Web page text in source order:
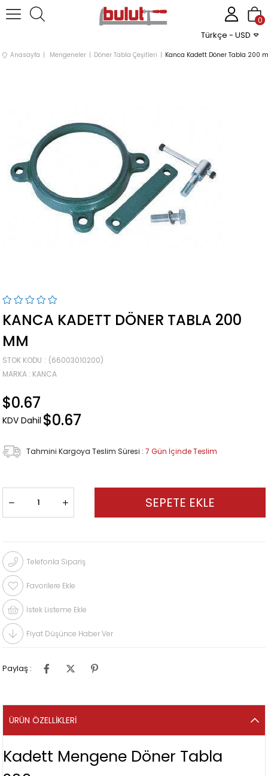
Türkçe - USD
0
Anasayfa Mengeneler Döner Tabla Çeşitleri Kanca Kadett Döner Tabla 200
KANCA KADETT DÖNER TABLA 200
MM
STOK KODU
(66003010200)
MARKA : KANCA
$0.67
KDV Dahil $0.67
Tahmini Kargoya Teslim Süresi : 7 Gün İçinde Teslim
Telefonla Sipariş
Favorilere Ekle
İstek Listeme Ekle
Fiyat Düşünce Haber Ver
Paylaş :
ÜRÜN ÖZELLIKLERI
Kadett Mengene Döner Tabla